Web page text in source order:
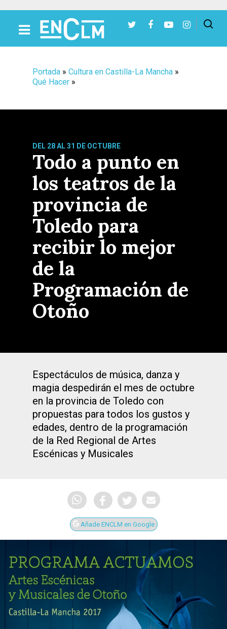
Portada » Cultura en Castilla-La Mancha »
Qué Hacer »
DEL 28 AL 31 DE OCTUBRE
Todo a punto en
los teatros de la
provincia de
Toledo para
recibir lo mejor
de la
Programación de
Otoño
Espectáculos de música, danza y
magia despedirán el mes de octubre
en la provincia de Toledo con
propuestas para todos los gustos y
edades, dentro de la programación
de la Red Regional de Artes
Escénicas y Musicales
Añade ENCLM en Google